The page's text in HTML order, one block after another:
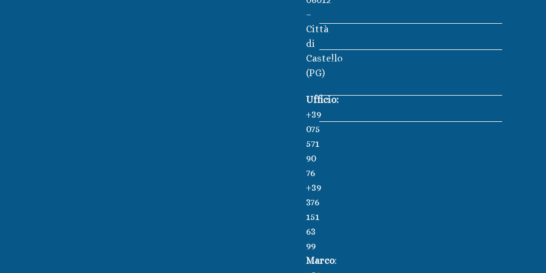
Pulitori automatici
–
Città
di
Castello
(PG)
Ufficio:
+39
075
571
90
76
+39
376
151
63
99
Marco: